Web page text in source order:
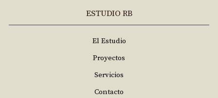
ESTUDIO RB
El Estudio
Proyectos
Servicios
Contacto